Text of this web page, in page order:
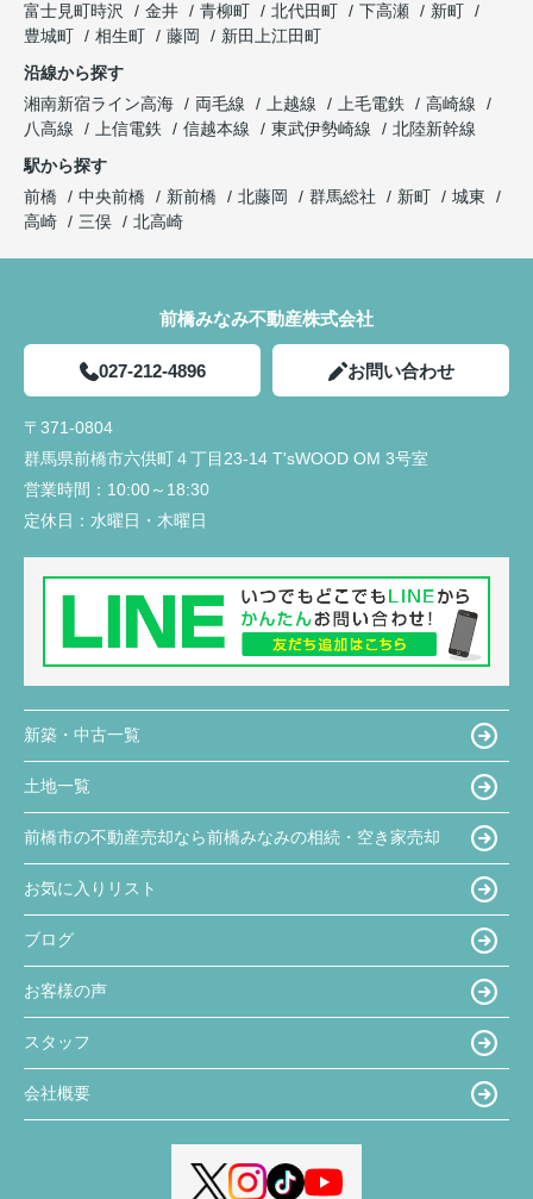
富士見町時沢
金井 青柳町 北代田町 下高瀬
新町
豊城町
相生町 藤岡
新田上江田町
沿線から探す
湘南新宿ライン高海
両毛線 上越線 上毛電鉄
高崎線
八高線
上信電鉄 信越本線 東武伊勢崎線
北陸新幹線
駅から探す
前橋
中央前橋 新前橋 北藤岡 群馬総社 新町
城東
高崎
三俣 北高崎
前橋みなみ不動産株式会社
027-212-4896 お問い合わせ
〒371-0804
群馬県前橋市六供町４丁目23‐14 T'sWOOD OM 3号室
営業時間： 10:00～18:30
定休日： 水曜日・木曜日
新築・中古一覧
土地一覧
前橋市の不動産売却なら前橋みなみの相続・空き家売却
お気に入りリスト
ブログ
お客様の声
スタッフ
会社概要